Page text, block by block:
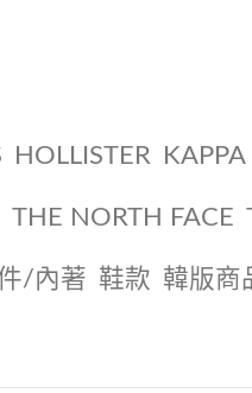
HOLLISTER KAPPA
THE NORTH FACE
/內著 鞋款 韓版商